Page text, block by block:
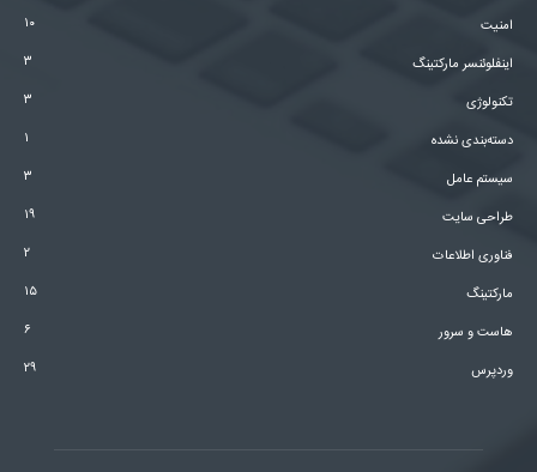
امنیت
۱۰
اینفلوئنسر مارکتینگ
۳
تکنولوژی
۳
دسته‌بندی نشده
۱
سیستم عامل
۳
طراحی سایت
۱۹
فناوری اطلاعات
۲
مارکتینگ
۱۵
هاست و سرور
۶
وردپرس
۲۹